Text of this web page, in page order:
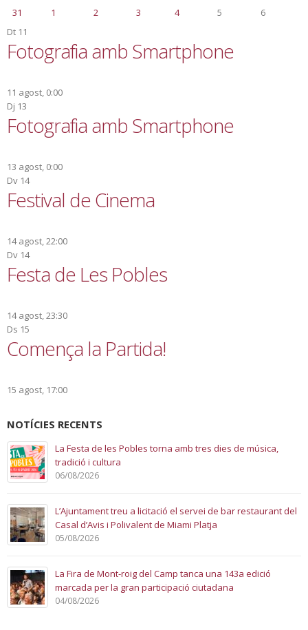
31
1 2 3 4 5
6
Dt 11
Fotografia amb Smartphone
11 agost, 0:00
Dj 13
Fotografia amb Smartphone
13 agost, 0:00
Dv 14
Festival de Cinema
14 agost, 22:00
Dv 14
Festa de Les Pobles
14 agost, 23:30
Ds 15
Comença la Partida!
15 agost, 17:00
NOTÍCIES RECENTS
La Festa de les Pobles torna amb tres dies de música,
tradició i cultura
06/08/2026
L’Ajuntament treu a licitació el servei de bar restaurant del
Casal d’Avis i Polivalent de Miami Platja
05/08/2026
La Fira de Mont-roig del Camp tanca una 143a edició
marcada per la gran participació ciutadana
04/08/2026